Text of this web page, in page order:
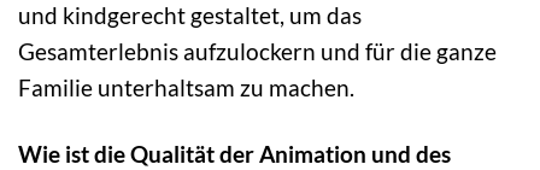
und kindgerecht gestaltet, um das
Gesamterlebnis aufzulockern und für die ganze
Familie unterhaltsam zu machen.
Wie ist die Qualität der Animation und des